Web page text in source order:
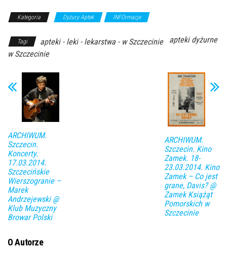
Kategoria Dyżury Aptek INFOrmacje
Tagi apteki - leki - lekarstwa - w Szczecinie
apteki dyżurne
w Szczecinie
ARCHIWUM.
Szczecin.
Koncerty.
17.03.2014.
Szczecińskie
Wierszogranie –
Marek
Andrzejewski @
Klub Muzyczny
Browar Polski
ARCHIWUM.
Szczecin. Kino
Zamek. 18-
23.03.2014. Kino
Zamek – Co jest
grane, Davis? @
Zamek Książąt
Pomorskich w
Szczecinie
O Autorze